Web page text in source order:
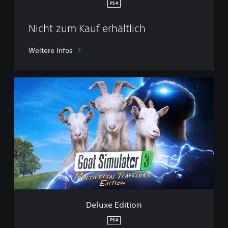
PS4
Nicht zum Kauf erhältlich
Weitere Infos
E
d
i
t
i
o
Deluxe Edition
PS4